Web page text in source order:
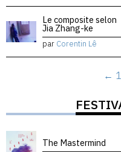
Le composite selon
Jia Zhang-ke
par Corentin Lê
← 1
The Mastermind